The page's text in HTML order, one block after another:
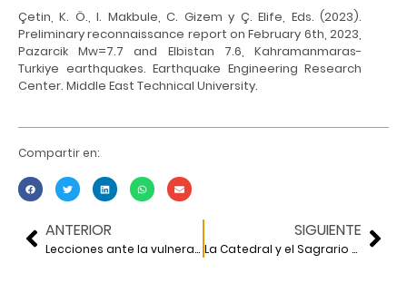
Çetin, K. Ö., I. Makbule, C. Gizem y Ç. Elife, Eds. (2023).
Preliminary reconnaissance report on February 6th, 2023,
Pazarcik Mw=7.7 and Elbistan 7.6, Kahramanmaras-
Turkiye earthquakes. Earthquake Engineering Research
Center. Middle East Technical University.
Compartir en:
ANTERIOR
Lecciones ante la vulnerabilidad de sismos corticales en México
SIGUIENTE
La Catedral y el Sagrario metropolitanos de la Ciudad de México